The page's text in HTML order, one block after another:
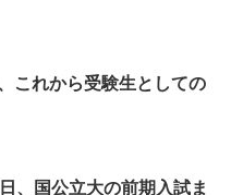
これから受験生としての
、国公立大の前期入試ま